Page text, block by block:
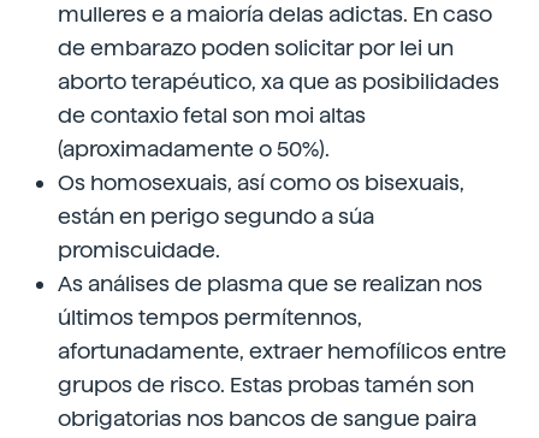
mulleres e a maioría delas adictas. En caso
de embarazo poden solicitar por lei un
aborto terapéutico, xa que as posibilidades
de contaxio fetal son moi altas
(aproximadamente o 50%).
Os homosexuais, así como os bisexuais,
están en perigo segundo a súa
promiscuidade.
As análises de plasma que se realizan nos
últimos tempos permítennos,
afortunadamente, extraer hemofílicos entre
grupos de risco. Estas probas tamén son
obrigatorias nos bancos de sangue paira